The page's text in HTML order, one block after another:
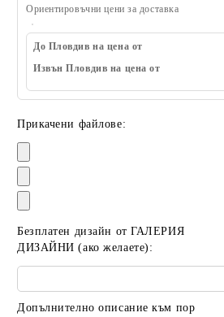
Ориентировъчни цени за доставка
До Пловдив на цена от
Извън Пловдив на цена от
Прикачени файлове:
Безплатен дизайн от ГАЛЕРИЯ
ДИЗАЙНИ (ако желаете):
Допълнително описание към пор